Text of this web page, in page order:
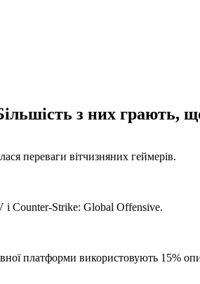
з них грають,
переваги вітчизняних геймерів.
Counter-Strike: Global Offensive.
платформи використовують 15%